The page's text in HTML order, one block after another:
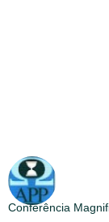
Conferência